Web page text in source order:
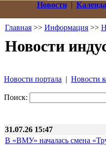
Новости|
Главная >> Информация >>
Новости
Новости портала | Новости
Поиск:
31.07.26 15:47
В «ВМУ» началась смена